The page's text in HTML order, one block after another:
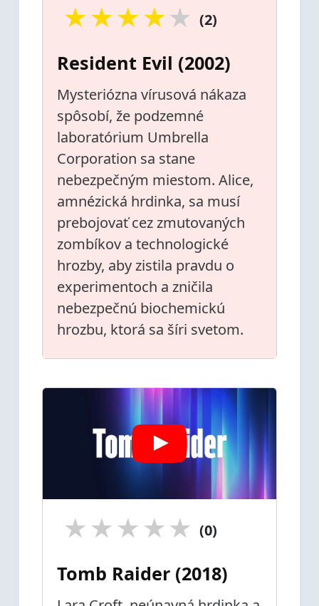
★
★
★
★
★ (2)
Resident Evil (2002)
Mysteriózna vírusová nákaza
spôsobí, že podzemné
laboratórium Umbrella
Corporation sa stane
nebezpečným miestom. Alice,
amnézická hrdinka, sa musí
prebojovať cez zmutovaných
zombíkov a technologické
hrozby, aby zistila pravdu o
experimentoch a zničila
nebezpečnú biochemickú
hrozbu, ktorá sa šíri svetom.
★
★
★
★
★ (0)
Tomb Raider (2018)